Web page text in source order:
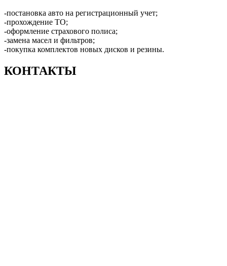
-постановка авто на регистрационный учет;
-прохождение ТО;
-оформление страхового полиса;
-замена масел и фильтров;
-покупка комплектов новых дисков и резины.
КОНТАКТЫ